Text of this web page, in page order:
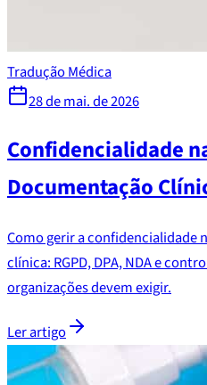
Tradução Médica
28 de mai. de 2026
Confidencialidade
Documentação
Como gerir a confidencialidade
clínica: RGPD, DPA, NDA e
organizações devem exigir.
Ler artigo